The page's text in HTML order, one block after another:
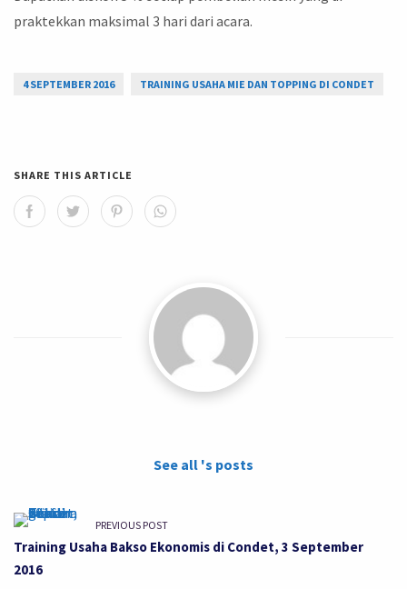
praktekkan maksimal 3 hari dari acara.
4 SEPTEMBER 2016 TRAINING USAHA MIE DAN TOPPING DI CONDET
SHARE THIS ARTICLE
See all 's posts
PREVIOUS POST
Training Usaha Bakso Ekonomis di Condet, 3 September
2016